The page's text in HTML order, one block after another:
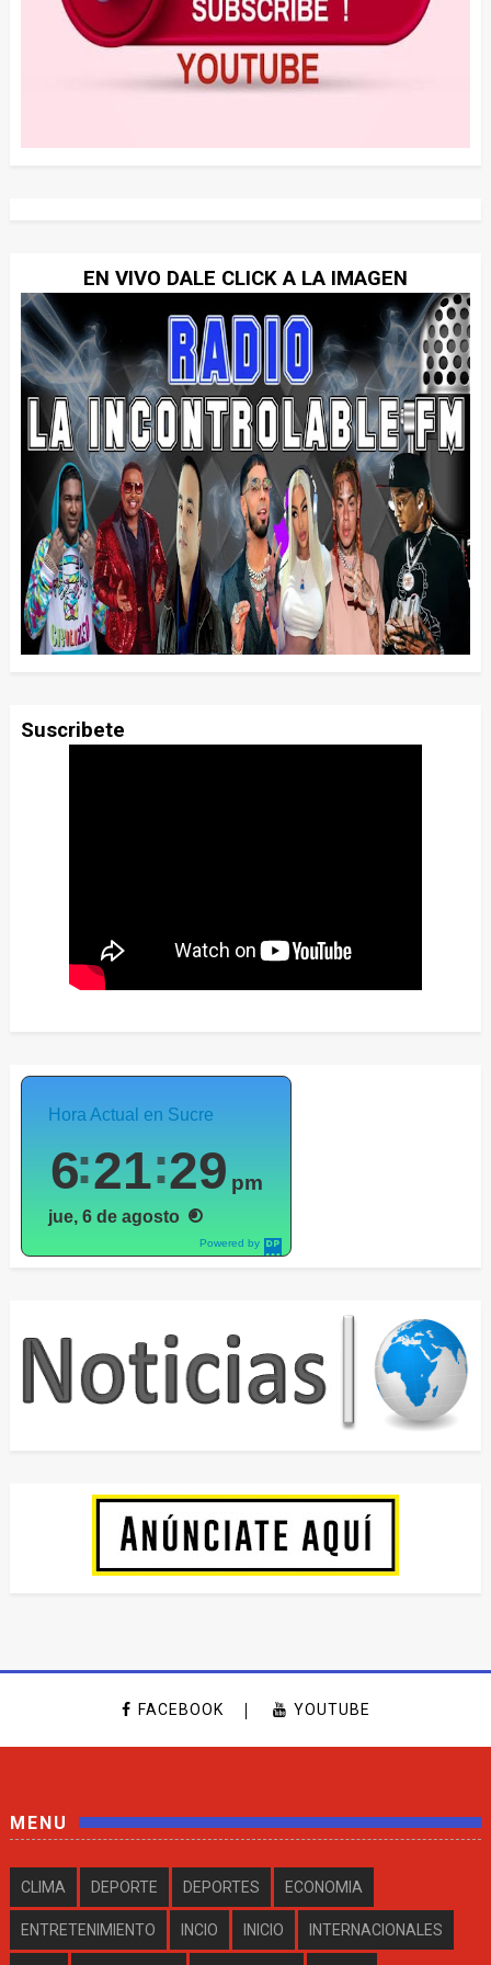
EN VIVO DALE CLICK A LA IMAGEN
Suscribete
Powered by
DaysPedia.c
Hora Actual en Sucre
6 21 30 pm
jue, 6 de agosto
FACEBOOK YOUTUBE
MENU
CLIMA DEPORTE DEPORTES ECONOMIA
ENTRETENIMIENTO INCIO INICIO INTERNACIONALES